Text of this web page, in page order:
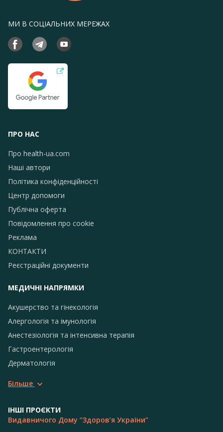
МИ В СОЦІАЛЬНИХ МЕРЕЖАХ
ПРО НАС
Про health-ua.com
Наші автори
Політика конфіденційності
Центр допомоги
Публічна оферта
Повідомлення про сookie
Реклама
КОНТАКТИ
Реєстраційні документи
МЕДИЧНІ НАПРЯМКИ
Акушерство та гінекологія
Алергологія та імунологія
Анестезіологія та інтенсивна терапія
Гастроентерологія
Дерматологія
Більше
ІНШІ ПРОЄКТИ
Видавничого Дому “Здоров’я України”